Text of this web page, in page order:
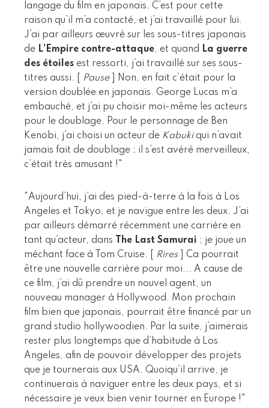
langage du film en japonais. C’est pour cette
raison qu’il m’a contacté, et j’ai travaillé pour lui.
J’ai par ailleurs œuvré sur les sous-titres japonais
de L’Empire contre-attaque, et quand
La guerre
des étoiles est ressorti, j’ai travaillé sur ses sous-
titres aussi. [
Pause] Non, en fait c’était pour la
version doublée en japonais. George Lucas m’a
embauché, et j’ai pu choisir moi-même les acteurs
pour le doublage. Pour le personnage de Ben
Kenobi, j’ai choisi un acteur de Kabukiqui n’avait
jamais fait de doublage ; il s’est avéré merveilleux,
c’était très amusant !"
"Aujourd’hui, j’ai des pied-à-terre à la fois à Los
Angeles et Tokyo, et je navigue entre les deux. J’ai
par ailleurs démarré récemment une carrière en
tant qu’acteur, dans
The Last Samurai ; je joue un
méchant face à Tom Cruise. [
Rires ] Ca pourrait
être une nouvelle carrière pour moi... A cause de
ce film, j’ai dû prendre un nouvel agent, un
nouveau manager à Hollywood. Mon prochain
film bien que japonais, pourrait être financé par un
grand studio hollywoodien. Par la suite, j’aimerais
rester plus longtemps que d’habitude à Los
Angeles, afin de pouvoir développer des projets
que je tournerais aux USA. Quoiqu’il arrive, je
continuerais à naviguer entre les deux pays, et si
nécessaire je veux bien venir tourner en Europe !"